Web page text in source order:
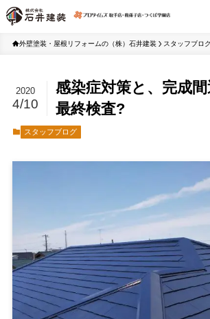
外壁塗装・屋根リフォームの（株）石井建装 スタッフブロ
感染症対策と、完成
最終検査?
2020
4/10
スタッフブログ